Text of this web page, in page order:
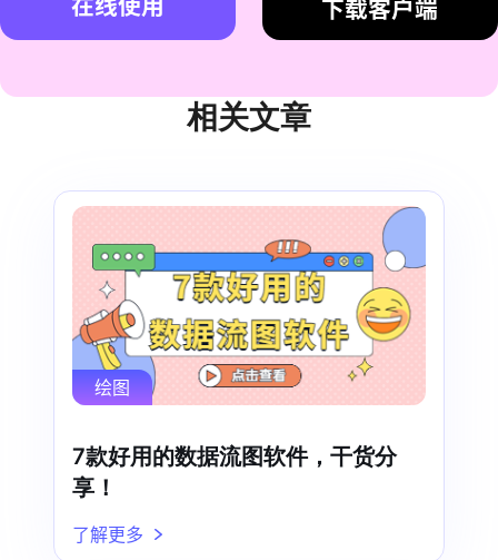
在线使用 下载客户端
相关文章
绘图
7款好用的数据流图软件，干货分
享！
了解更多